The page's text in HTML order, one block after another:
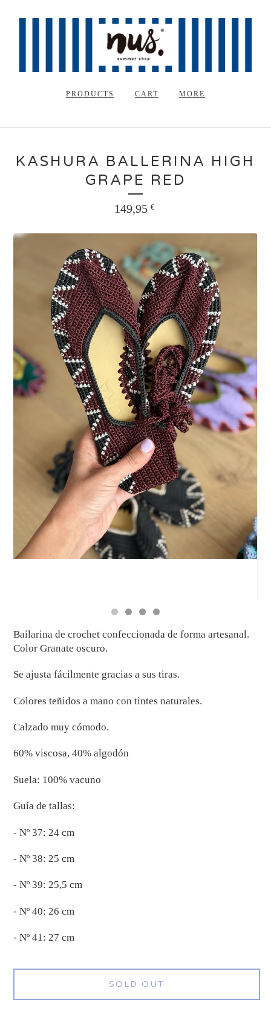
PRODUCTS CART MORE
KASHURA BALLERINA HIGH
GRAPE RED
149,95 €
Bailarina de crochet confeccionada de forma artesanal.
Color Granate oscuro.
Se ajusta fácilmente gracias a sus tiras.
Colores teñidos a mano con tintes naturales.
Calzado muy cómodo.
60% viscosa, 40% algodón
Suela: 100% vacuno
Guía de tallas:
- Nº 37: 24 cm
- Nº 38: 25 cm
- Nº 39: 25,5 cm
- Nº 40: 26 cm
- Nº 41: 27 cm
SOLD OUT